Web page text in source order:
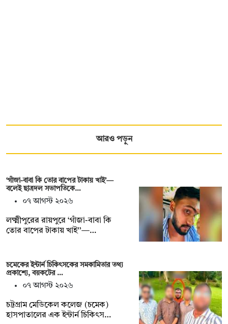
আরও পড়ুন
‘গাঁজা-বাবা কি তোর বাপের টাকায় খাই’—
বলেই ছাত্রদল সভাপতিকে…
০৭ আগস্ট ২০২৬
লক্ষ্মীপুরের রায়পুরে ‘গাঁজা-বাবা কি
তোর বাপের টাকায় খাই’’—…
চমেকের ইন্টার্ন চিকিৎসকের সমকামিতার তথ্য
প্রকাশ্যে, বয়কটের …
০৭ আগস্ট ২০২৬
চট্টগ্রাম মেডিকেল কলেজ (চমেক)
হাসপাতালের এক ইন্টার্ন চিকিৎস…